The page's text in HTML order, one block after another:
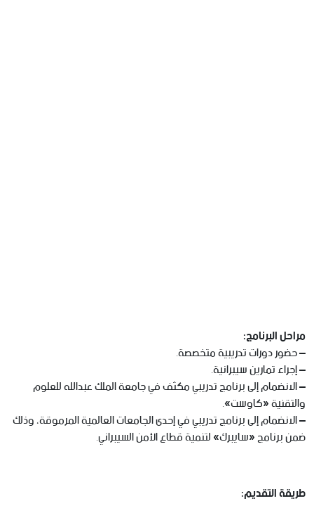
مراحل البرنامج:
– حضور دورات تدريبية متخصصة.
– إجراء تمارين سيبرانية.
– الانضمام إلى برنامج تدريبي مكثف في جامعة الملك عبدالله للعلوم
والتقنية «كاوست».
– الانضمام إلى برنامج تدريبي في إحدى الجامعات العالمية المرموقة، وذلك
ضمن برنامج «سايبرك» لتنمية قطاع الأمن السيبراني.
طريقة التقديم: